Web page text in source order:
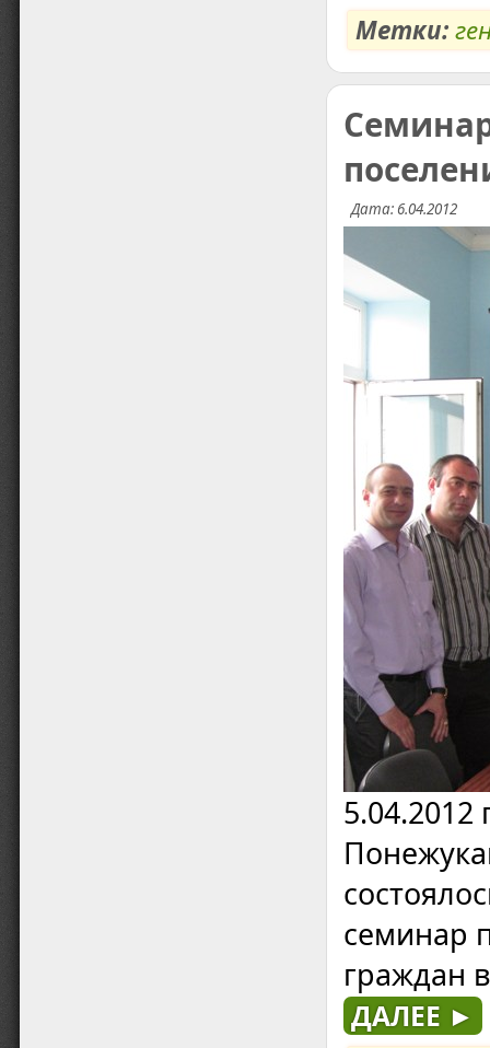
Метки:
Дата: 6.04.2012
семинар
граждан
ДАЛЕЕ ►